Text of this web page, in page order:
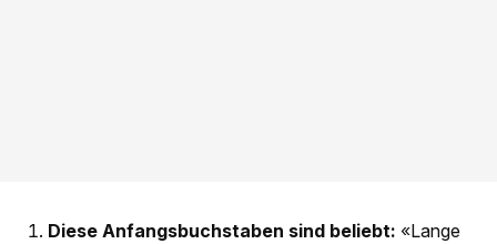
Diese Anfangsbuchstaben sind beliebt: «Lange